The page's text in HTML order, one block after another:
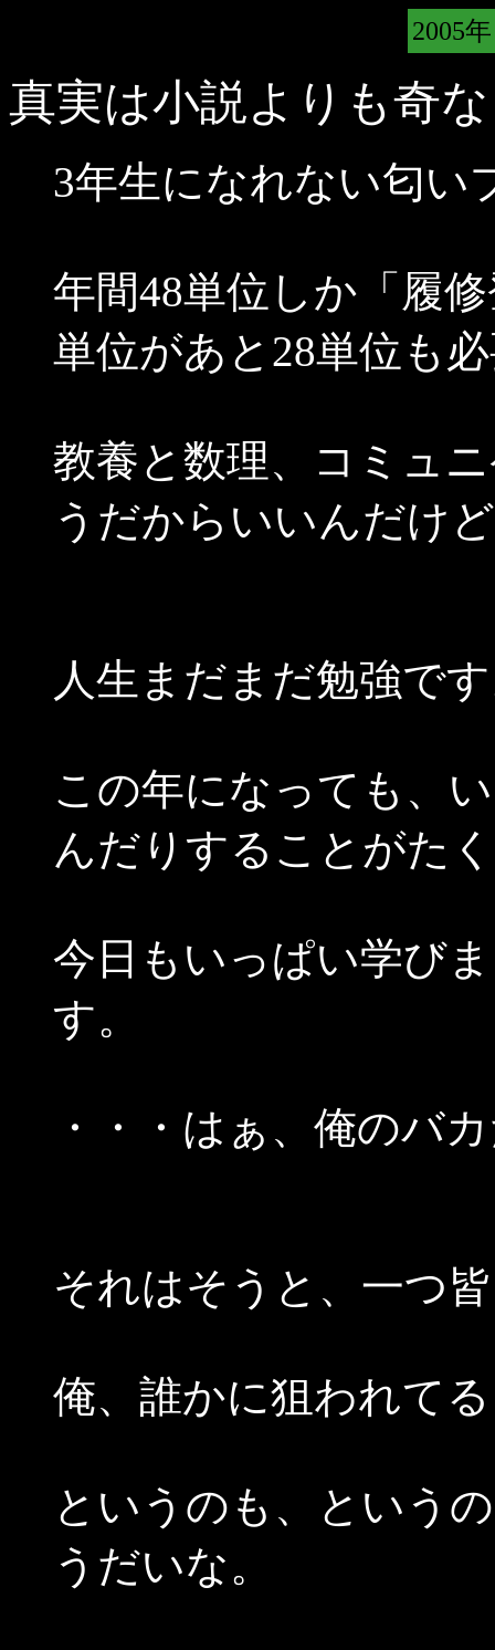
2005
真実は小説よりも奇
3年生になれない匂い
年間48単位しか「履
単位があと28単位も
教養と数理、コミュ
うだからいいんだけ
人生まだまだ勉強で
この年になっても、
んだりすることがた
今日もいっぱい学び
す。
・・・はぁ、俺のバ
それはそうと、一つ
俺、誰かに狙われて
というのも、という
うだいな。